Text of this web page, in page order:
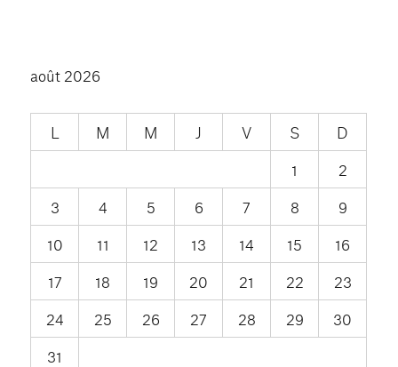
août 2026
L M M J V S
D
1
2
3
4 5 6 7 8
9
10
11 12 13 14 15
16
17
18 19 20 21 22
23
24
25 26 27 28 29
30
31